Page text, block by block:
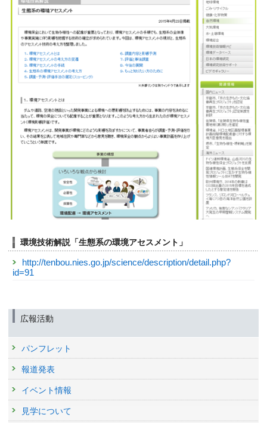
環境技術解説「生態系の環境アセスメント」
http://tenbou.nies.go.jp/science/description/detail.php?
id=91
広報活動
パンフレット
報道発表
イベント情報
見学について